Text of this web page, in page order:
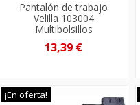
Pantalón de trabajo
Velilla 103004
Multibolsillos
13,39 €
¡En oferta!